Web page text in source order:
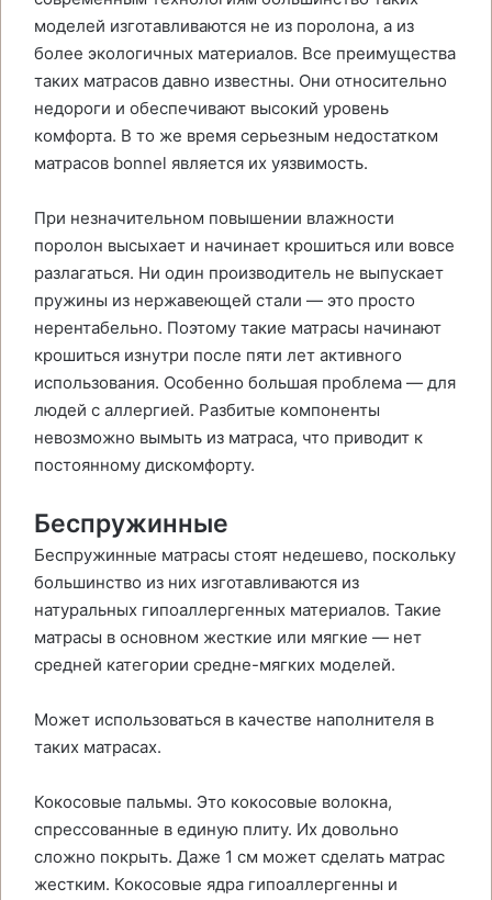
моделей изготавливаются не из поролона, а из
более экологичных материалов. Все преимущества
таких матрасов давно известны. Они относительно
недороги и обеспечивают высокий уровень
комфорта. В то же время серьезным недостатком
матрасов bonnel является их уязвимость.
При незначительном повышении влажности
поролон высыхает и начинает крошиться или вовсе
разлагаться. Ни один производитель не выпускает
пружины из нержавеющей стали — это просто
нерентабельно. Поэтому такие матрасы начинают
крошиться изнутри после пяти лет активного
использования. Особенно большая проблема — для
людей с аллергией. Разбитые компоненты
невозможно вымыть из матраса, что приводит к
постоянному дискомфорту.
Беспружинные
Беспружинные матрасы стоят недешево, поскольку
большинство из них изготавливаются из
натуральных гипоаллергенных материалов. Такие
матрасы в основном жесткие или мягкие — нет
средней категории средне-мягких моделей.
Может использоваться в качестве наполнителя в
таких матрасах.
Кокосовые пальмы. Это кокосовые волокна,
спрессованные в единую плиту. Их довольно
сложно покрыть. Даже 1 см может сделать матрас
жестким. Кокосовые ядра гипоаллергенны и